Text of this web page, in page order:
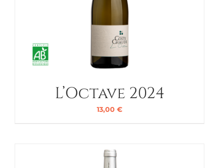
L’Octave 2024
13,00 €